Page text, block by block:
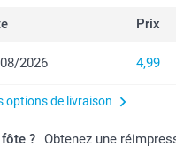
Prix
2026 4,99
options de livraison
? Obtenez une